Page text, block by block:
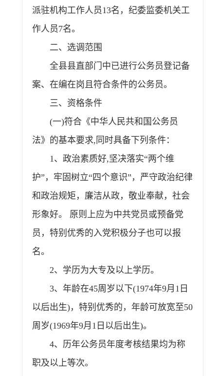
派驻机构工作人员13名，纪委监委机关工
作人员7名。
二、选调范围
全县县直部门中已进行公务员登记备
案、在编在岗且符合条件的公务员。
三、资格条件
(一)符合《中华人民共和国公务员
法》的基本要求,同时具备下列条件：
1、政治素质好,坚决落实“两个维
护”，牢固树立“四个意识”，严守政治纪律
和政治规矩，廉洁从政，敬业奉献，社会
形象好。 原则上应为中共党员或预备党
员，特别优秀的入党积极分子也可以报
名。
2、学历为大专及以上学历。
3、年龄在45周岁以下(1974年9月1日
以后出生)，特别优秀的，年龄可放宽至50
周岁(1969年9月1日以后出生)。
4、历年公务员年度考核结果均为称
职及以上等次。